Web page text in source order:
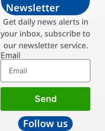
Newsletter
Get daily news alerts in
your inbox, subscribe to
our newsletter service.
Email
Send
Follow us